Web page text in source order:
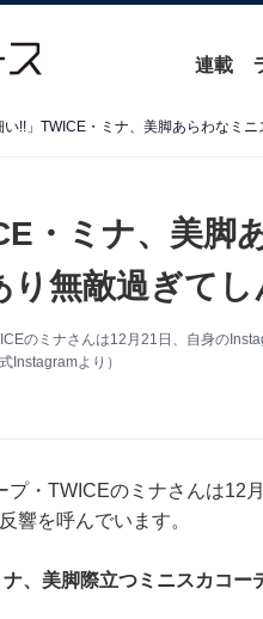
連載
い!!」TWICE・ミナ、美脚あらわなミ
・ミナ、美
り無敵過ぎてし
のミナさんは12月21日、自身の
Instagramより）
プ・TWICEのミナさんは12
響を呼んでいます。
、美脚際立つミニスカコー